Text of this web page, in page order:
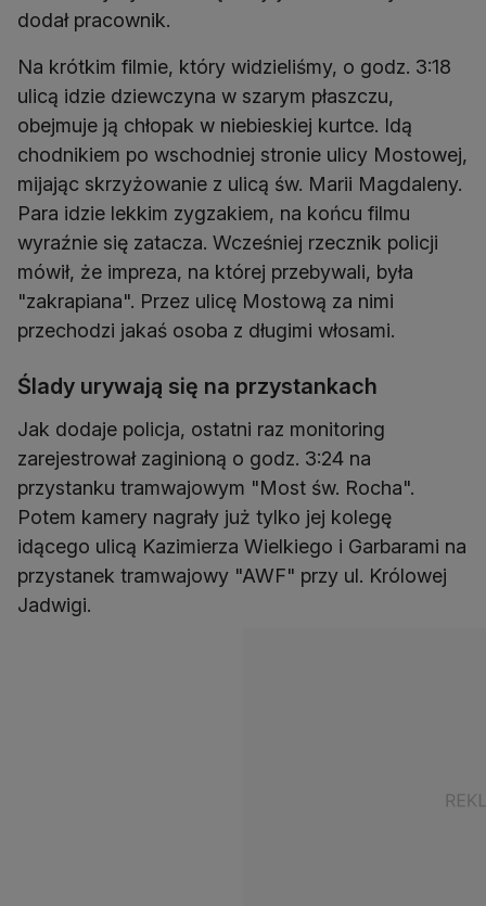
dodał pracownik.
Na krótkim filmie, który widzieliśmy, o godz. 3:18
ulicą idzie dziewczyna w szarym płaszczu,
obejmuje ją chłopak w niebieskiej kurtce. Idą
chodnikiem po wschodniej stronie ulicy Mostowej,
mijając skrzyżowanie z ulicą św. Marii Magdaleny.
Para idzie lekkim zygzakiem, na końcu filmu
wyraźnie się zatacza. Wcześniej rzecznik policji
mówił, że impreza, na której przebywali, była
"zakrapiana". Przez ulicę Mostową za nimi
przechodzi jakaś osoba z długimi włosami.
Ślady urywają się na przystankach
Jak dodaje policja, ostatni raz monitoring
zarejestrował zaginioną o godz. 3:24 na
przystanku tramwajowym "Most św. Rocha".
Potem kamery nagrały już tylko jej kolegę
idącego ulicą Kazimierza Wielkiego i Garbarami na
przystanek tramwajowy "AWF" przy ul. Królowej
Jadwigi.